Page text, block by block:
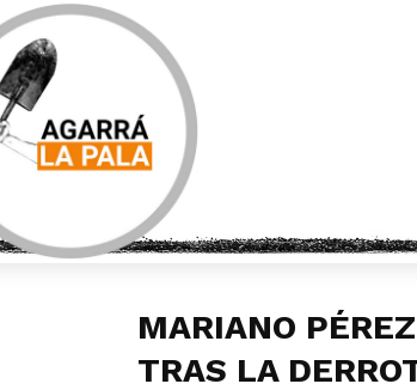
MARIANO
TRAS LA